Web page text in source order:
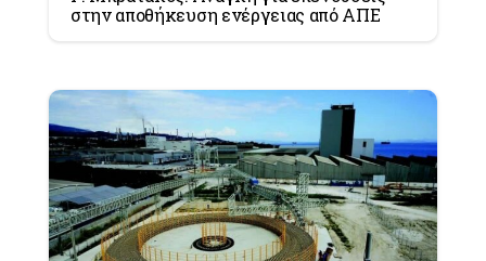
στην αποθήκευση ενέργειας από ΑΠΕ